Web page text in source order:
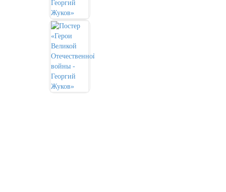
День нефтяника (первое воскресенье
сентября)
8 сентября, День танкиста (второе
воскресенье сентября)
1 октября, Международный день
пожилых людей
5 октября, День учителя